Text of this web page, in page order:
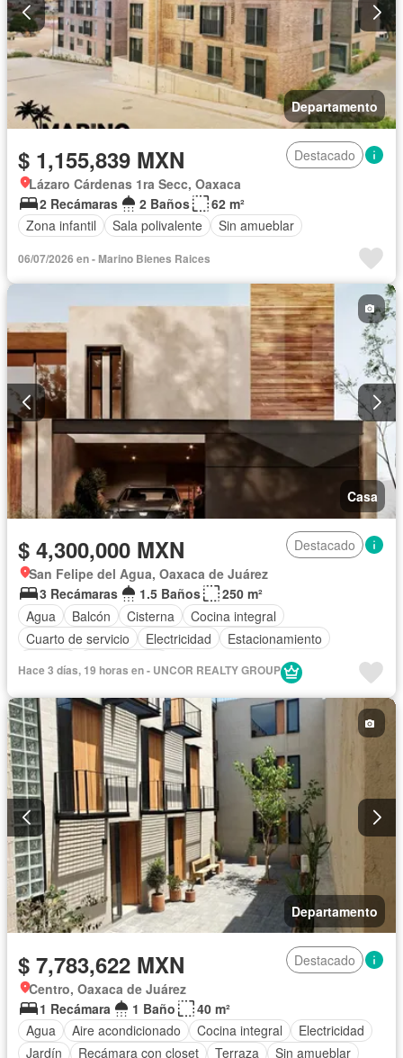
Departamento
$ 1,155,839 MXN
Destacado
Lázaro Cárdenas 1ra Secc, Oaxaca
2 Recámaras
2 Baños
62 m²
Zona infantil
Sala polivalente Sin amueblar
06/07/2026 en - Marino Bienes Raices
Casa
$ 4,300,000 MXN
Destacado
San Felipe del Agua, Oaxaca de Juárez
3 Recámaras
1.5 Baños
250 m²
Agua
Balcón Cisterna
Cocina integral
Cuarto de servicio
Electricidad
Estacionamiento
Hace 3 días, 19 horas en - UNCOR REALTY GROUP
Departamento
$ 7,783,622 MXN
Destacado
Centro, Oaxaca de Juárez
1 Recámara
1 Baño
40 m²
Agua
Aire acondicionado Cocina integral
Electricidad
Jardín
Recámara con closet Terraza Sin amueblar